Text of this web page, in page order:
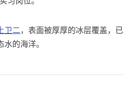
卫二，表面被厚厚的冰层覆盖，已
的海洋。